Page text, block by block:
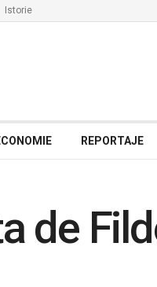
Istorie
REPORTAJE
de